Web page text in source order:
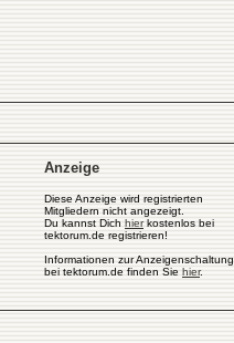
Anzeige
Diese Anzeige wird registrierten
Mitgliedern nicht angezeigt.
Du kannst Dich hierkostenlos bei
tektorum.de registrieren!
Informationen zur Anzeigenschaltung
bei tektorum.de finden Sie hier.